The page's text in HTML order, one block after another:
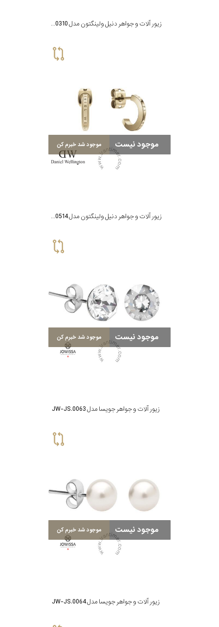
زیور آلات و جواهر دنیل ولینگتون مدل DW00400310
موجود نیست موجود شد خبرم کن
زیور آلات و جواهر دنیل ولینگتون مدل DW00400514
موجود نیست موجود شد خبرم کن
زیور آلات و جواهر جویسا مدل JW-JS.0063
موجود نیست موجود شد خبرم کن
زیور آلات و جواهر جویسا مدل JW-JS.0064